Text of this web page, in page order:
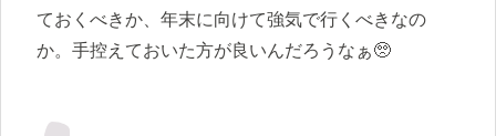
ておくべきか、年末に向けて強気で行くべきなの
か。手控えておいた方が良いんだろうなぁ🥺